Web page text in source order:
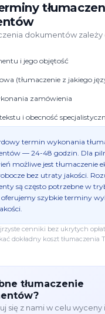
dokumentów zależy
i jego objętość
(tłumaczenie z jakiego
zamówienia
tekstu i obecność
termin wykonania
— 24-48 godzin. Dla
możliwe jest tłumaczenie
bez utraty jakości.
są często potrzebne w
oferujemy szybkie terminy
cenniki bez ukrytych
dokładny koszt tłumaczenia
tłumaczenie
się z nami w celu